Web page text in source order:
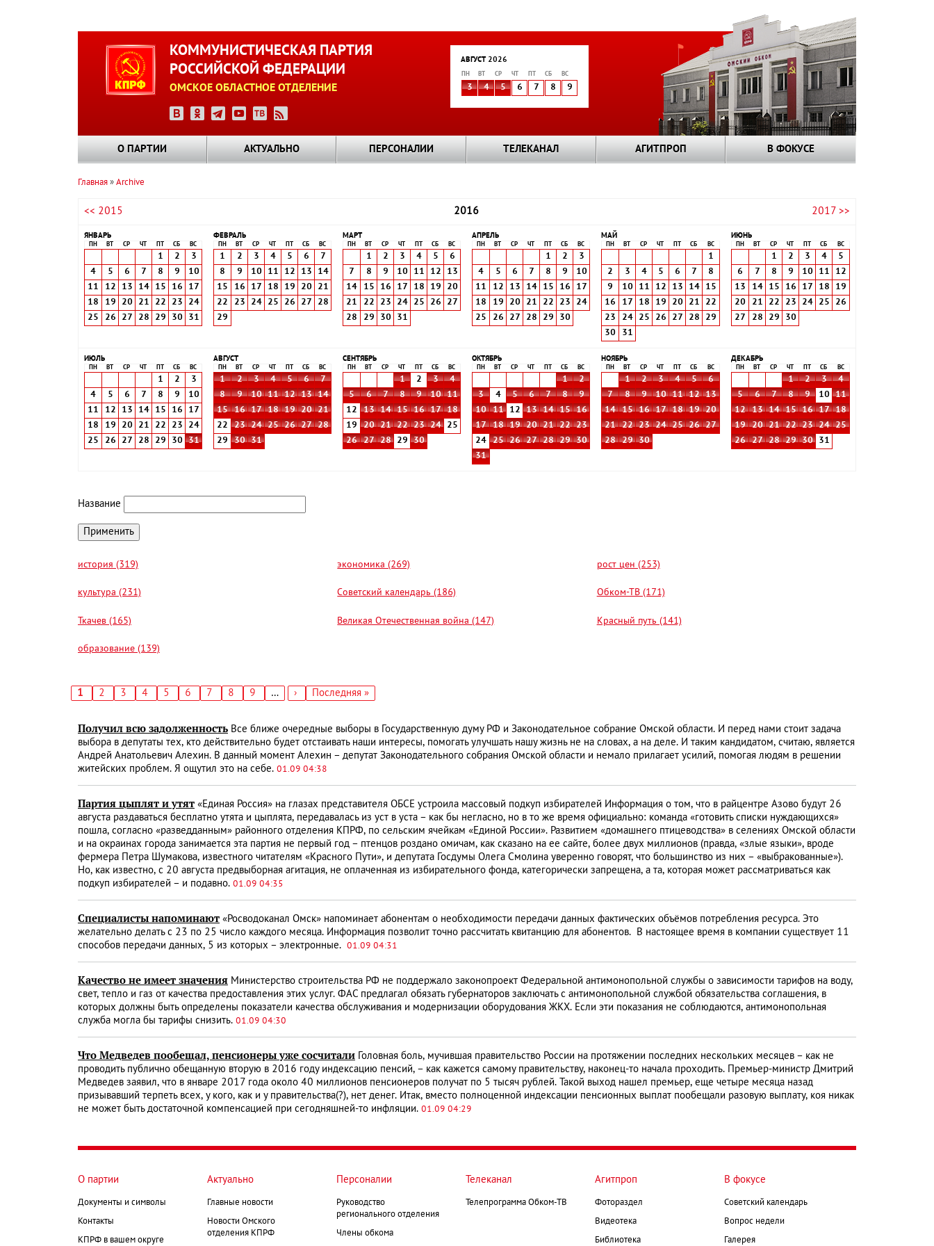
КОММУНИСТИЧЕСКАЯ ПАРТИЯ
РОССИЙСКОЙ ФЕДЕРАЦИИ
ОМСКОЕ ОБЛАСТНОЕ ОТДЕЛЕНИЕ
АВГУСТ 2026
ПН ВТ СР ЧТ СБ ВС
3 4 5 6 7 8 9
О ПАРТИИ АКТУАЛЬНО ПЕРСОНАЛИИ ТЕЛЕКАНАЛ АГИТПРОП В ФОКУСЕ
навигации
Главная Archive
<< 2015 2016 2017 >>
ЯНВАРЬ
ПН ВТ СР ЧТ СБ ВС
1 2
3
4
5 6 7 8 9
10
11
12 13 14 15 16
17
18
19 20 21 22 23
24
25
26 27 28 29 30 31
ФЕВРАЛЬ
ПН ВТ СР ЧТ СБ ВС
1 2 3 4 5 6
7
8
9 10 11 12 13
14
15
16 17 18 19 20
21
22
23 24 25 26 27
28
29
МАРТ
ПН ВТ СР ЧТ СБ ВС
1 2 3 4 5
6
7
8 9 10 11 12
13
14
15 16 17 18 19
20
21
22 23 24 25 26
27
28
29 30 31
АПРЕЛЬ
ПН ВТ СР ЧТ СБ ВС
1 2
3
4
5 6 7 8 9
10
11
12 13 14 15 16
17
18
19 20 21 22 23
24
25
26 27 28 29 30
МАЙ
ПН ВТ СР ЧТ СБ ВС
1
2
3 4 5 6 7
8
9
10 11 12 13 14
15
16
17 18 19 20 21
22
23
24 25 26 27 28
29
30
31
ИЮНЬ
ПН ВТ СР ЧТ СБ ВС
1 2 3 4
5
6
7 8 9 10 11
12
13
14 15 16 17 18
19
20
21 22 23 24 25
26
27
28 29 30
ИЮЛЬ
ПН ВТ СР ЧТ СБ ВС
1 2
3
4
5 6 7 8 9
10
11
12 13 14 15 16
17
18
19 20 21 22 23
24
25
26 27 28 29 30 31
АВГУСТ
ПН ВТ СР ЧТ СБ ВС
1 2 3 4 5 6
7
8
9 10 11 12 13
14
15
16 17 18 19 20
21
22
23 24 25 26 27
28
29
30 31
СЕНТЯБРЬ
ПН ВТ СР ЧТ СБ ВС
1 2 3
4
5
6 7 8 9 10
11
12
13 14 15 16 17
18
19
20 21 22 23 24
25
26
27 28 29 30
ОКТЯБРЬ
ПН ВТ СР ЧТ СБ ВС
1
2
3
4 5 6 7 8
9
10
11 12 13 14 15
16
17
18 19 20 21 22
23
24
25 26 27 28 29
30
31
НОЯБРЬ
ПН ВТ СР ЧТ СБ ВС
1 2 3 4 5
6
7
8 9 10 11 12
13
14
15 16 17 18 19
20
21
22 23 24 25 26
27
28
29 30
ДЕКАБРЬ
ПН ВТ СР ЧТ СБ ВС
1 2 3
4
5
6 7 8 9 10
11
12
13 14 15 16 17
18
19
20 21 22 23 24
25
26
27 28 29 30 31
Название
история (319) экономика (269) рост цен (253)
культура (231) Советский календарь (186) Обком-ТВ (171)
Ткачев (165) Великая Отечественная война (147) Красный путь (141)
образование (139)
Текущая
1 Страница
2 Страница
3 Страница
4 Страница
5 Страница
6 Страница
7 Страница
8 Страница
9 …
Следующая
›
Последняя
Последняя »
Получил всю задолженность Все ближе очередные выборы в Государственную думу РФ и Законодательное собрание Омской области. И перед нами стоит задача
выбора в депутаты тех, кто действительно будет отстаивать наши интересы, помогать улучшать нашу жизнь не на словах, а на деле. И таким кандидатом, считаю, является
Андрей Анатольевич Алехин. В данный момент Алехин – депутат Законодательного собрания Омской области и немало прилагает усилий, помогая людям в решении
житейских проблем. Я ощутил это на себе. 01.09 04:38
Партия цыплят и утят «Единая Россия» на глазах представителя ОБСЕ устроила массовый подкуп избирателей Информация о том, что в райцентре Азово будут 26
августа раздаваться бесплатно утята и цыплята, передавалась из уст в уста – как бы негласно, но в то же время официально: команда «готовить списки нуждающихся»
пошла, согласно «разведданным» районного отделения КПРФ, по сельским ячейкам «Единой России». Развитием «домашнего птицеводства» в селениях Омской области
и на окраинах города занимается эта партия не первый год – птенцов роздано омичам, как сказано на ее сайте, более двух миллионов (правда, «злые языки», вроде
фермера Петра Шумакова, известного читателям «Красного Пути», и депутата Госдумы Олега Смолина уверенно говорят, что большинство из них – «выбракованные»).
Но, как известно, с 20 августа предвыборная агитация, не оплаченная из избирательного фонда, категорически запрещена, а та, которая может рассматриваться как
подкуп избирателей – и подавно. 01.09 04:35
Специалисты напоминают «Росводоканал Омск» напоминает абонентам о необходимости передачи данных фактических объёмов потребления ресурса. Это
желательно делать с 23 по 25 число каждого месяца. Информация позволит точно рассчитать квитанцию для абонентов. В настоящее время в компании существует 11
способов передачи данных, 5 из которых – электронные. 01.09 04:31
Качество не имеет значения Министерство строительства РФ не поддержало законопроект Федеральной антимонопольной службы о зависимости тарифов на воду,
свет, тепло и газ от качества предоставления этих услуг. ФАС предлагал обязать губернаторов заключать с антимонопольной службой обязательства соглашения, в
которых должны быть определены показатели качества обслуживания и модернизации оборудования ЖКХ. Если эти показания не соблюдаются, антимонопольная
служба могла бы тарифы снизить. 01.09 04:30
Что Медведев пообещал, пенсионеры уже сосчитали Головная боль, мучившая правительство России на протяжении последних нескольких месяцев – как не
проводить публично обещанную вторую в 2016 году индексацию пенсий, – как кажется самому правительству, наконец-то начала проходить. Премьер-министр Дмитрий
Медведев заявил, что в январе 2017 года около 40 миллионов пенсионеров получат по 5 тысяч рублей. Такой выход нашел премьер, еще четыре месяца назад
призывавший терпеть всех, у кого, как и у правительства(?), нет денег. Итак, вместо полноценной индексации пенсионных выплат пообещали разовую выплату, коя никак
не может быть достаточной компенсацией при сегодняшней-то инфляции. 01.09 04:29
О партии
Документы и символы
Контакты
КПРФ в вашем округе
Актуально
Главные новости
Новости Омского
отделения КПРФ
Персоналии
Руководство
регионального отделения
Члены обкома
Телеканал
Телепрограмма Обком-ТВ
Агитпроп
Фотораздел
Видеотека
Библиотека
В фокусе
Советский календарь
Вопрос недели
Галерея